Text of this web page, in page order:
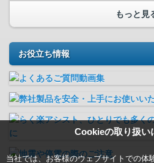
Cookieの取り扱い
当社では、お客様のウェブサイトでの体
もっと見
お役立ち情報